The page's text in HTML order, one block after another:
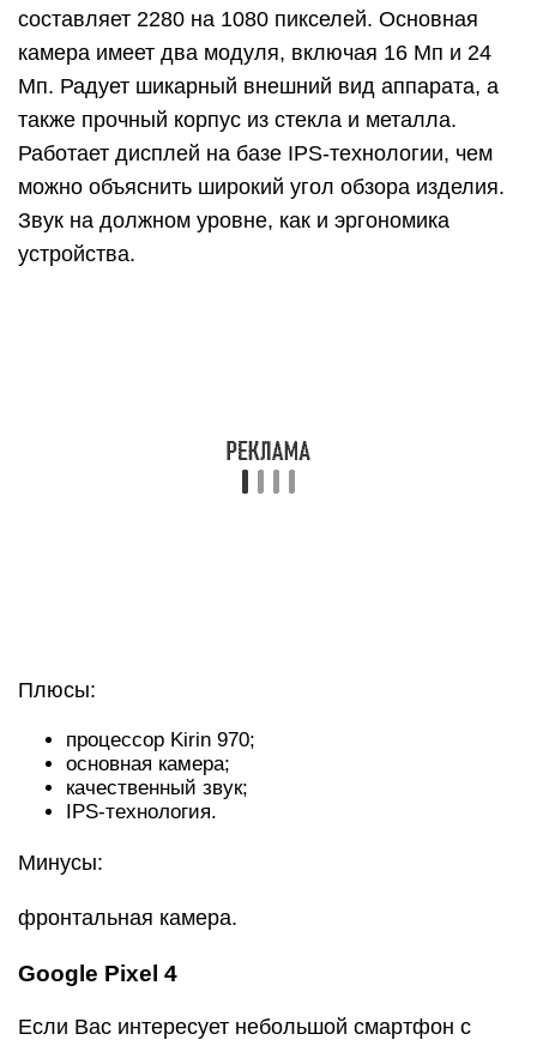
составляет 2280 на 1080 пикселей. Основная
камера имеет два модуля, включая 16 Мп и 24
Мп. Радует шикарный внешний вид аппарата, а
также прочный корпус из стекла и металла.
Работает дисплей на базе IPS-технологии, чем
можно объяснить широкий угол обзора изделия.
Звук на должном уровне, как и эргономика
устройства.
Плюсы:
процессор Kirin 970;
основная камера;
качественный звук;
IPS-технология.
Минусы:
фронтальная камера.
Google Pixel 4
Если Вас интересует небольшой смартфон с